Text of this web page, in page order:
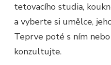
tetovacího studia,
a vyberte si umělce,
Teprve poté s ním nebo
konzultujte.